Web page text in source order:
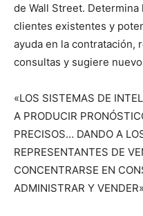
de Wall Street.
clientes existentes y
ayuda en la contratación,
consultas y sugiere
«LOS SISTEMAS DE
A PRODUCIR
PRECISOS… DANDO A
REPRESENTANTES DE
CONCENTRARSE EN
ADMINISTRAR Y